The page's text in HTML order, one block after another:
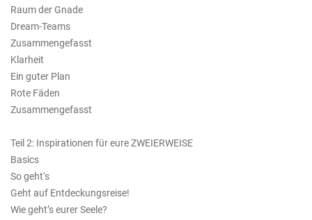
Raum der Gnade
Dream-Teams
Zusammengefasst
Klarheit
Ein guter Plan
Rote Fäden
Zusammengefasst
Teil 2: Inspirationen für eure ZWEIERWEISE
Basics
So geht‘s
Geht auf Entdeckungsreise!
Wie geht’s eurer Seele?